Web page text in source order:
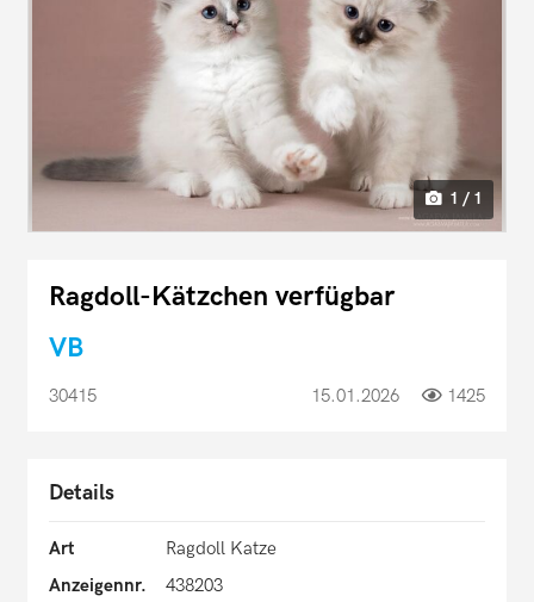
1 / 1
Ragdoll-Kätzchen verfügbar
VB
30415 15.01.2026 1425
Details
Art
Ragdoll Katze
Anzeigennr.
438203